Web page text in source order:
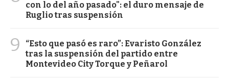
con lo del año pasado": el duro mensaje de
Ruglio tras suspensión
9
“Esto que pasó es raro”: Evaristo González
tras la suspensión del partido entre
Montevideo City Torque y Peñarol